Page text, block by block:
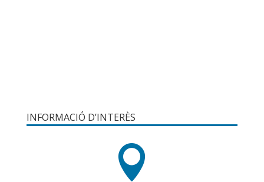
INFORMACIÓ D’INTERÈS
